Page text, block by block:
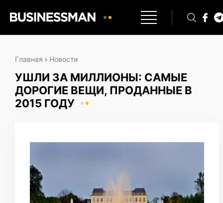
Главная › Новости
УШЛИ ЗА МИЛЛИОНЫ: САМЫЕ
ДОРОГИЕ ВЕЩИ, ПРОДАННЫЕ В
2015 ГОДУ